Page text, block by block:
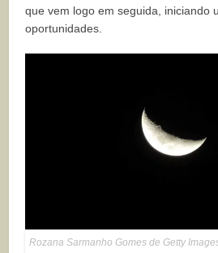
que vem logo em seguida, iniciando
oportunidades.
Rozana Sarmanho Gomes de Getty